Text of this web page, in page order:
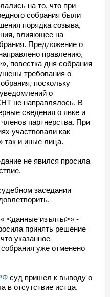
на то, что при
собрания были
порядка созыва,
влияющее на
Предложение о
правлению,
повестка дня собрания
требования о
поскольку
о
не направлялось. В
сведения о явке и
партнерства. При
участвовали как
и иные лица.
не явился просила
заседании
<данные изъяты>» -
принять решение
указанное
уже отменено
суд пришел к выводу о
в отсутствие истца.